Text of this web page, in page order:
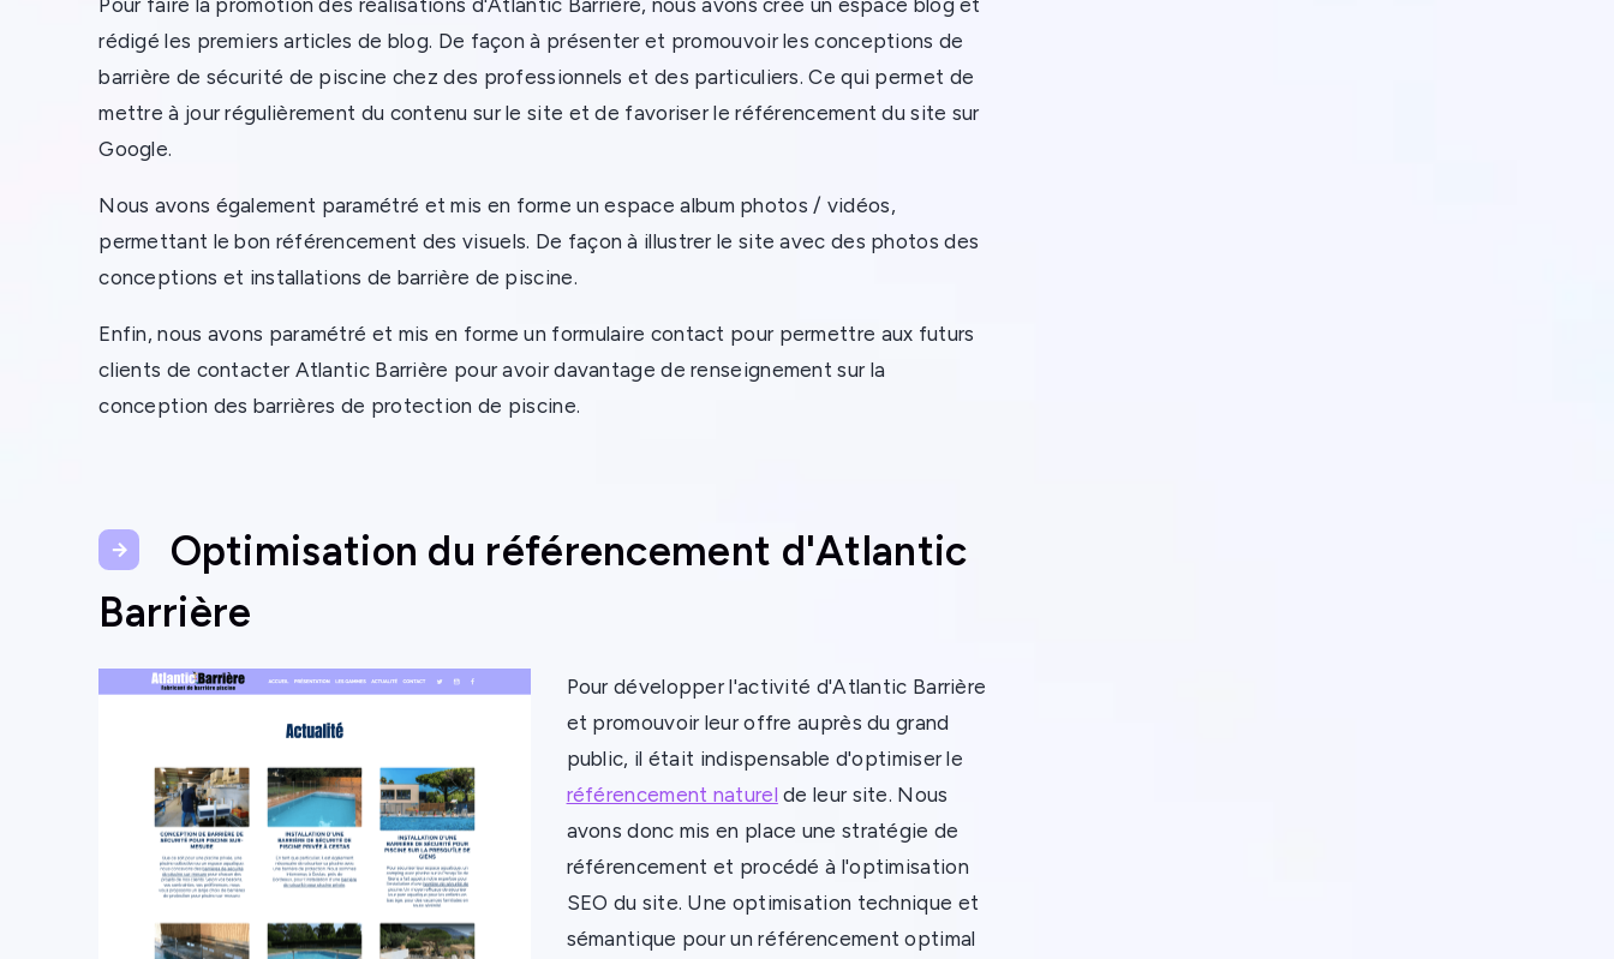
rédigé les premiers articles de blog. De façon à présenter et promouvoir les conceptions de
barrière de sécurité de piscine chez des professionnels et des particuliers. Ce qui permet de
mettre à jour régulièrement du contenu sur le site et de favoriser le référencement du site sur
Google.
Nous avons également paramétré et mis en forme un espace album photos / vidéos,
permettant le bon référencement des visuels. De façon à illustrer le site avec des photos des
conceptions et installations de barrière de piscine.
Enfin, nous avons paramétré et mis en forme un formulaire contact pour permettre aux futurs
clients de contacter Atlantic Barrière pour avoir davantage de renseignement sur la
conception des barrières de protection de piscine.
Optimisation du référencement d'Atlantic
Barrière
Pour développer l'activité d'Atlantic Barrière
et promouvoir leur offre auprès du grand
public, il était indispensable d'optimiser le
référencement naturel de leur site. Nous
avons donc mis en place une stratégie de
référencement et procédé à l'optimisation
SEO du site. Une optimisation technique et
sémantique pour un référencement optimal